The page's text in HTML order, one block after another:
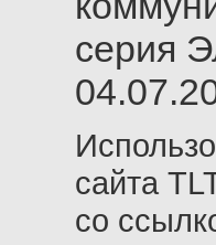
серия
сайта
со